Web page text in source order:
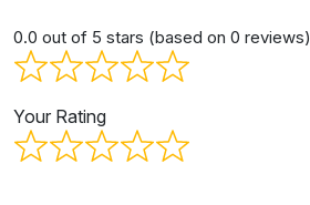
0.0 out of 5 stars (based on 0 reviews)
Your Rating